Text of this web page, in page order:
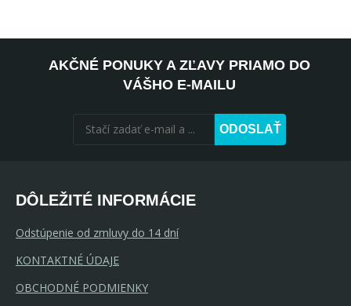
AKČNÉ PONUKY A ZĽAVY PRIAMO DO
VÁŠHO E-MAILU
ODOSLAŤ
DÔLEŽITÉ INFORMÁCIE
Odstúpenie od zmluvy do 14 dní
KONTAKTNÉ ÚDAJE
OBCHODNÉ PODMIENKY